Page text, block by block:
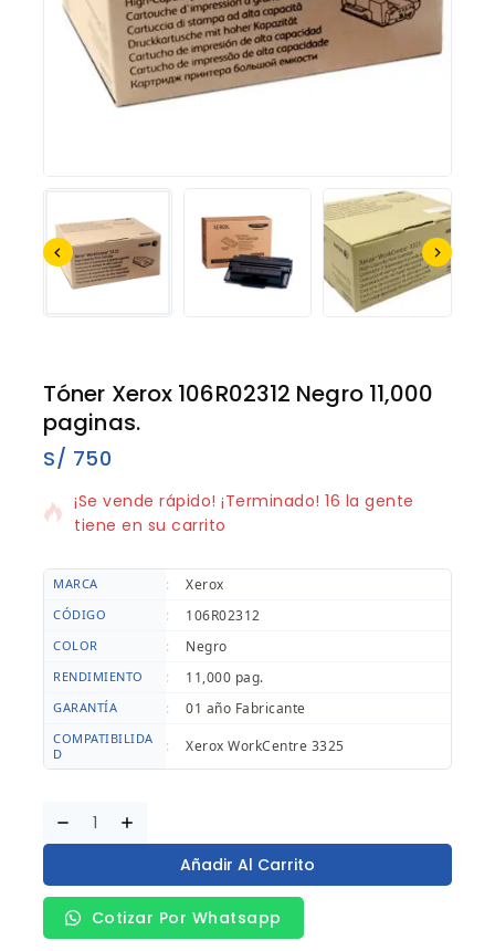
Tóner Xerox 106R02312 Negro 11,000
paginas.
S/ 750
18 productos vendidos en los últimos 15 horas
¡Se vende rápido! ¡Terminado! 16 la gente
tiene en su carrito
MARCA : Xerox
CÓDIGO : 106R02312
COLOR : Negro
RENDIMIENTO : 11,000 pag.
GARANTÍA : 01 año Fabricante
COMPATIBILIDA
D
: Xerox WorkCentre 3325
Añadir Al Carrito
Cotizar Por Whatsapp